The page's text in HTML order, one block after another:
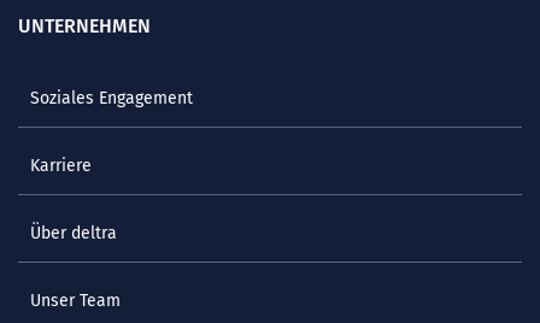
UNTERNEHMEN
Soziales Engagement
Karriere
Über deltra
Unser Team